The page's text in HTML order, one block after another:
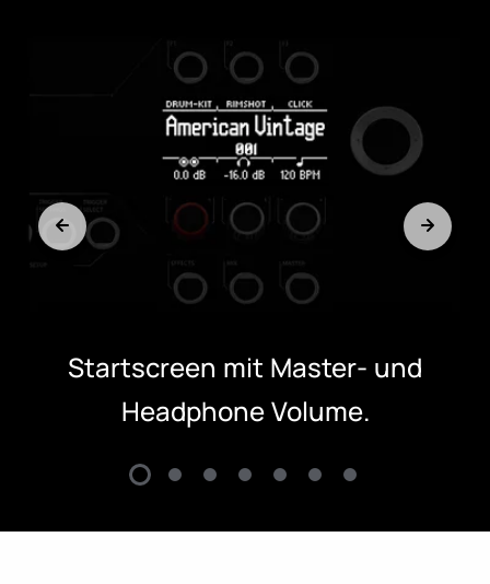
Startscreen mit Master- und
Headphone Volume.